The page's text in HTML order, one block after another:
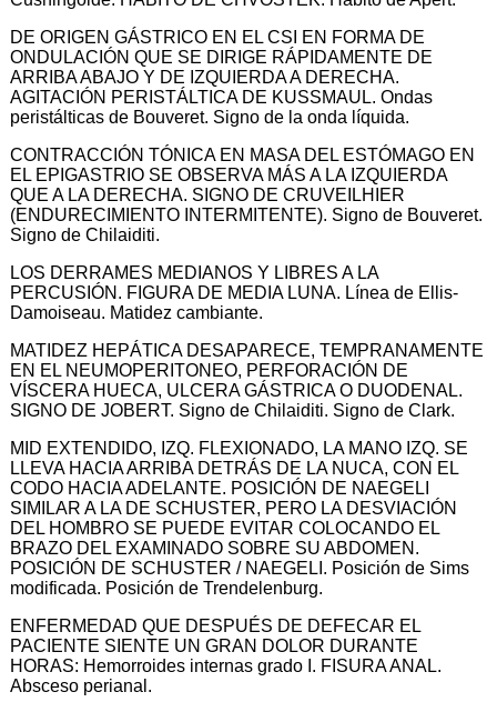
DE ORIGEN GÁSTRICO EN EL CSI EN FORMA DE
ONDULACIÓN QUE SE DIRIGE RÁPIDAMENTE DE
ARRIBA ABAJO Y DE IZQUIERDA A DERECHA.
AGITACIÓN PERISTÁLTICA DE KUSSMAUL. Ondas
peristálticas de Bouveret. Signo de la onda líquida.
CONTRACCIÓN TÓNICA EN MASA DEL ESTÓMAGO EN
EL EPIGASTRIO SE OBSERVA MÁS A LA IZQUIERDA
QUE A LA DERECHA. SIGNO DE CRUVEILHIER
(ENDURECIMIENTO INTERMITENTE). Signo de Bouveret.
Signo de Chilaiditi.
LOS DERRAMES MEDIANOS Y LIBRES A LA
PERCUSIÓN. FIGURA DE MEDIA LUNA. Línea de Ellis-
Damoiseau. Matidez cambiante.
MATIDEZ HEPÁTICA DESAPARECE, TEMPRANAMENTE
EN EL NEUMOPERITONEO, PERFORACIÓN DE
VÍSCERA HUECA, ULCERA GÁSTRICA O DUODENAL.
SIGNO DE JOBERT. Signo de Chilaiditi. Signo de Clark.
MID EXTENDIDO, IZQ. FLEXIONADO, LA MANO IZQ. SE
LLEVA HACIA ARRIBA DETRÁS DE LA NUCA, CON EL
CODO HACIA ADELANTE. POSICIÓN DE NAEGELI
SIMILAR A LA DE SCHUSTER, PERO LA DESVIACIÓN
DEL HOMBRO SE PUEDE EVITAR COLOCANDO EL
BRAZO DEL EXAMINADO SOBRE SU ABDOMEN.
POSICIÓN DE SCHUSTER / NAEGELI. Posición de Sims
modificada. Posición de Trendelenburg.
ENFERMEDAD QUE DESPUÉS DE DEFECAR EL
PACIENTE SIENTE UN GRAN DOLOR DURANTE
HORAS: Hemorroides internas grado I. FISURA ANAL.
Absceso perianal.